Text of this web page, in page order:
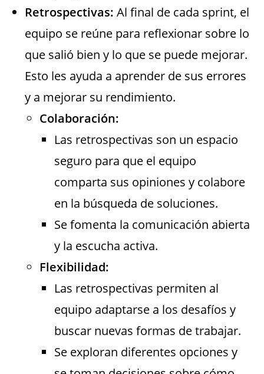
Retrospectivas: Al final de cada sprint, el
equipo se reúne para reflexionar sobre lo
que salió bien y lo que se puede mejorar.
Esto les ayuda a aprender de sus errores
y a mejorar su rendimiento.
Colaboración:
Las retrospectivas son un espacio
seguro para que el equipo
comparta sus opiniones y colabore
en la búsqueda de soluciones.
Se fomenta la comunicación abierta
y la escucha activa.
Flexibilidad:
Las retrospectivas permiten al
equipo adaptarse a los desafíos y
buscar nuevas formas de trabajar.
Se exploran diferentes opciones y